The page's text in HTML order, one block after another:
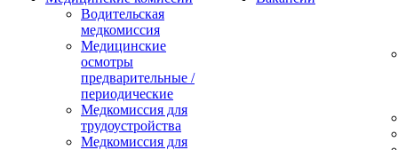
Водительская
медкомиссия
Медицинские
осмотры
предварительные /
периодические
Медкомиссия для
трудоустройства
Медкомиссия для